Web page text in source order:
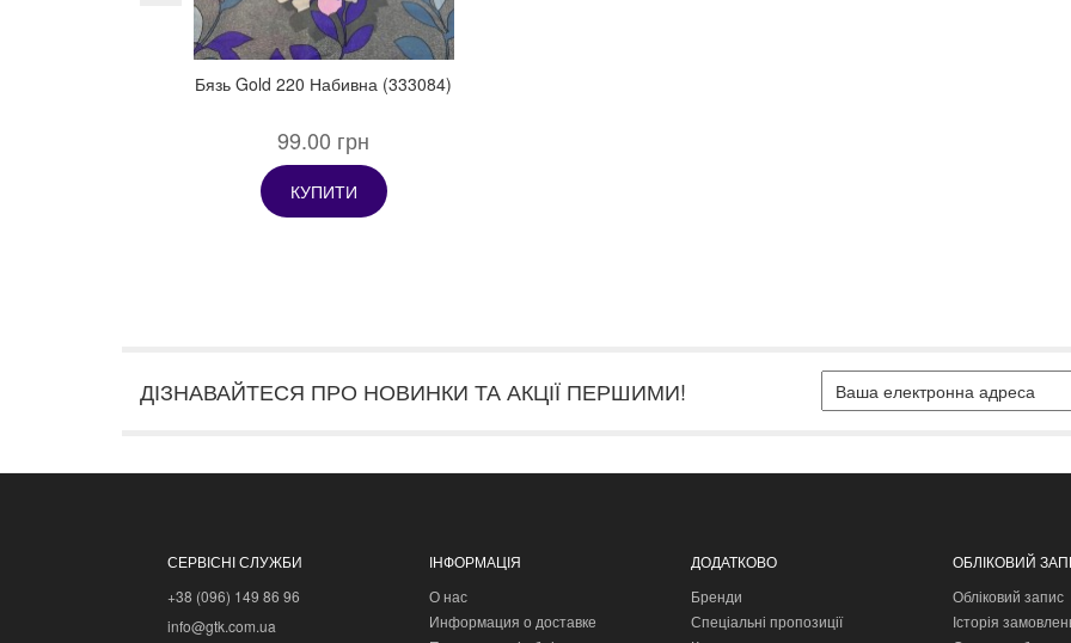
Бязь Gold 220 Набивна (333084)
99.00 грн
КУПИТИ
ДІЗНАВАЙТЕСЯ ПРО НОВИНКИ ТА АКЦІЇ ПЕРШИМИ!
СЕРВІСНІ СЛУЖБИ
+38 (096) 149 86 96
info@gtk.com.ua
ІНФОРМАЦІЯ
О нас
Информация о доставке
ДОДАТКОВО
Бренди
Спеціальні пропозиції
ОБЛІКОВИЙ
Обліковий запис
Історія